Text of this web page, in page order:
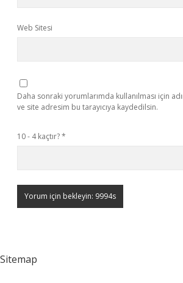
Web Sitesi
Daha sonraki yorumlarımda kullanılması için
ve site adresim bu tarayıcıya kaydedilsin.
10 - 4 kaçtır?*
Sitemap